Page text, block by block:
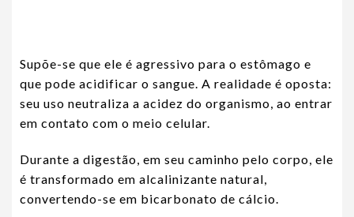
Supõe-se que ele é agressivo para o estômago e
que pode acidificar o sangue. A realidade é oposta:
seu uso neutraliza a acidez do organismo, ao entrar
em contato com o meio celular.
Durante a digestão, em seu caminho pelo corpo, ele
é transformado em alcalinizante natural,
convertendo-se em bicarbonato de cálcio.